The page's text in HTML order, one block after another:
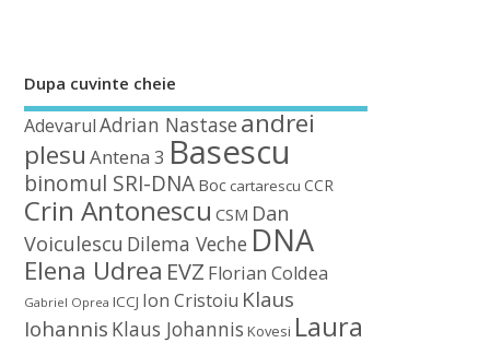
Dupa cuvinte cheie
Adevarul Adrian Nastaseandrei
plesu Antena 3 Basescu
binomul SRI-DNA Boc cartarescu CCR
Crin Antonescu CSM Dan
Voiculescu Dilema Veche DNA
Elena Udrea EVZ Florian Coldea
Gabriel Oprea ICCJ Ion Cristoiu Klaus
Iohannis Klaus Johannis Kovesi Laura